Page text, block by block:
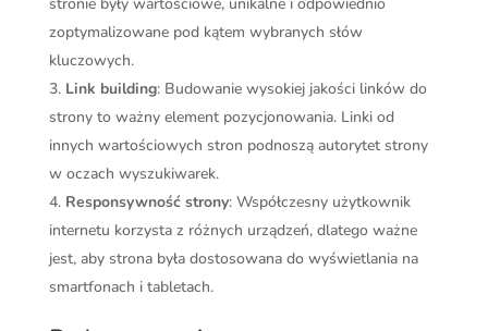
zoptymalizowane pod kątem wybranych słów
kluczowych.
Link building: Budowanie wysokiej jakości linków do
strony to ważny element pozycjonowania. Linki od
innych wartościowych stron podnoszą autorytet strony
w oczach wyszukiwarek.
Responsywność strony: Współczesny użytkownik
internetu korzysta z różnych urządzeń, dlatego ważne
jest, aby strona była dostosowana do wyświetlania na
smartfonach i tabletach.